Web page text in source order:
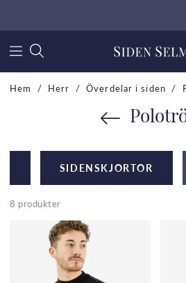
Hem Herr Överdelar i siden
SIDENSKJORTOR
8 produkter